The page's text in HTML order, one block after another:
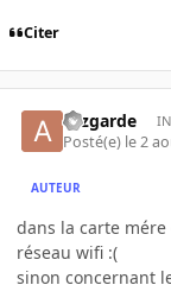
Citer
azzgarde
Posté(e) le 2
AUTEUR
dans la carte
réseau wifi :(
sinon concernant